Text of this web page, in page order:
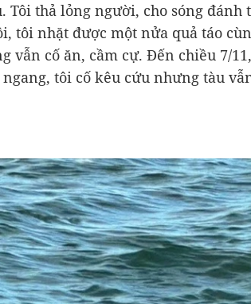
Tôi thả lỏng người, cho sóng
tôi nhặt được một nửa quả táo
vẫn cố ăn, cầm cự. Đến chiều 7/
tôi cố kêu cứu nhưng tàu